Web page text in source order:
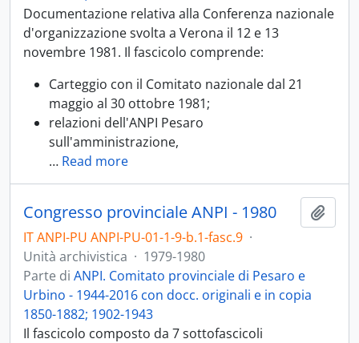
Documentazione relativa alla Conferenza nazionale
d'organizzazione svolta a Verona il 12 e 13
novembre 1981. Il fascicolo comprende:
Carteggio con il Comitato nazionale dal 21
maggio al 30 ottobre 1981;
relazioni dell'ANPI Pesaro
sull'amministrazione,
… Read more
Congresso provinciale ANPI - 1980
IT ANPI-PU ANPI-PU-01-1-9-b.1-fasc.9 ·
Unità archivistica · 1979-1980
Parte di ANPI. Comitato provinciale di Pesaro e
Urbino - 1944-2016 con docc. originali e in copia
1850-1882; 1902-1943
Il fascicolo composto da 7 sottofascicoli